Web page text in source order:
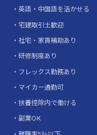
英語・中国語を活かせる
宅建取引士歓迎
社宅・家賃補助あり
研修制度あり
フレックス勤務あり
マイカー通勤可
扶養控除内で働ける
副業OK